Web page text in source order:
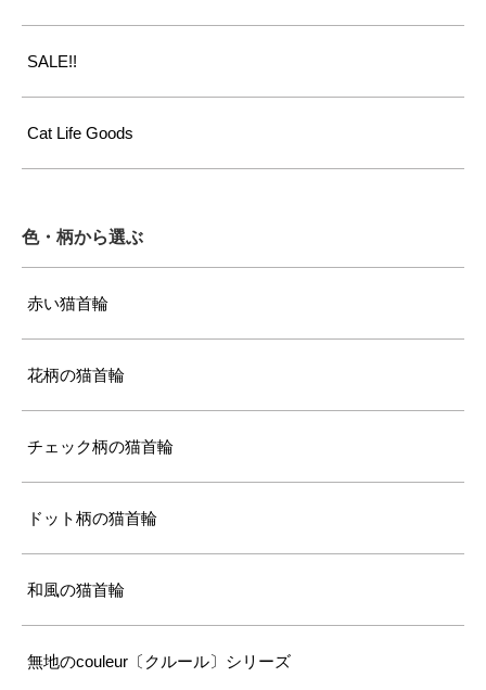
SALE!!
Cat Life Goods
色・柄から選ぶ
赤い猫首輪
花柄の猫首輪
チェック柄の猫首輪
ドット柄の猫首輪
和風の猫首輪
無地のcouleur〔クルール〕シリーズ